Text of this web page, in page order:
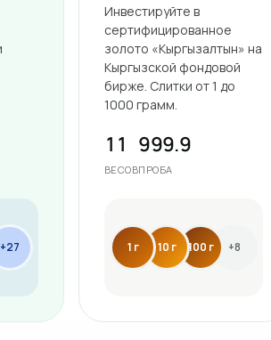
+27
Инвестируйте в
сертифицированное
золото «Кыргызалтын» на
Кыргызской фондовой
бирже. Слитки от 1 до
1000 грамм.
11
ВЕСОВ
999.9
ПРОБА
1 г 10 г 100 г +8